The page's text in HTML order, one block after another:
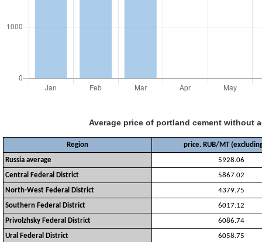
Average price of portland cement without
Region
price. RUB/MT
Russia average
5928.06
Central Federal District
5867.02
North-West Federal District
4379.75
Southern Federal District
6017.12
Privolzhsky Federal District
6086.74
Ural Federal District
6058.75